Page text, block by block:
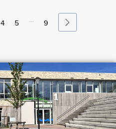
4 5 ... 9